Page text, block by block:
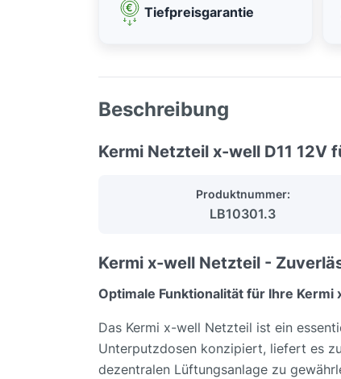
Tiefpreisgarantie
Beschreibung
Kermi Netzteil x-well D11 12V
Produktnummer:
LB10301.3
Kermi x-well Netzteil -
Optimale Funktionalität für Ihre
Das Kermi x-well Netzteil ist ein
Unterputzdosen konzipiert, liefert es
dezentralen Lüftungsanlage zu